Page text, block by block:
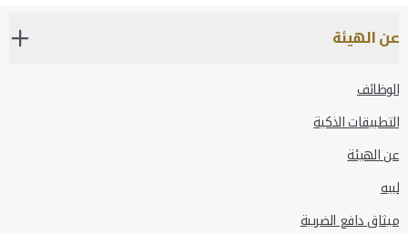
عن الهيئة
الوظائف
التطبيقات الذكية
عن الهيئة
لبيه
ميثاق دافع الضريبة